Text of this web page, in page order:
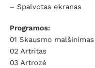
– Spalvotas ekranas
Programos:
01 Skausmo malšinimas
02 Artritas
03 Artrozė